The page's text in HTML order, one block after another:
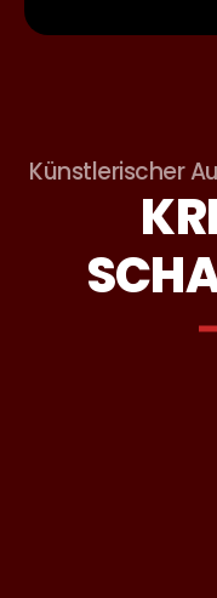
Künstlerischer